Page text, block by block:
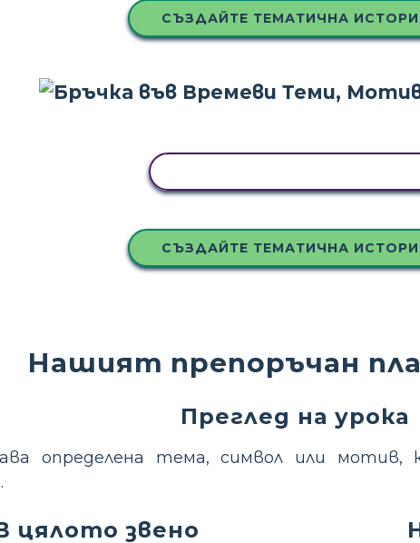
СЪЗДАЙТЕ ТЕМАТИЧНА
СЪЗДАЙТЕ ТЕМАТИЧНА
Нашият препоръчан
Преглед на урока
определена тема, символ или мотив,
цялото звено